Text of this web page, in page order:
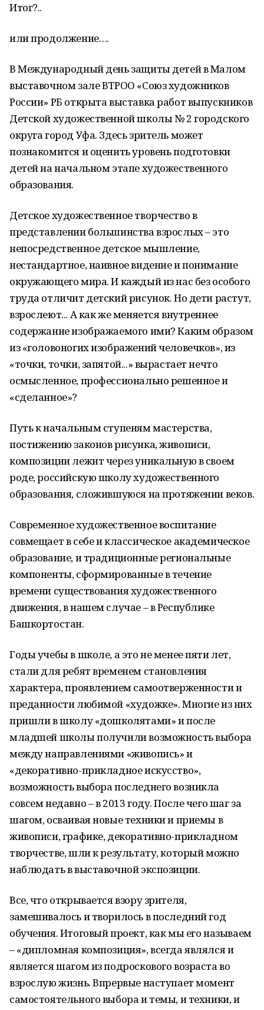
Итог?..
или продолжение….
В Международный день защиты детей в Малом
выставочном зале ВТРОО «Союз художников
России» РБ открыта выставка работ выпускников
Детской художественной школы № 2 городского
округа город Уфа. Здесь зритель может
познакомится и оценить уровень подготовки
детей на начальном этапе художественного
образования.
Детское художественное творчество в
представлении большинства взрослых – это
непосредственное детское мышление,
нестандартное, наивное видение и понимание
окружающего мира. И каждый из нас без особого
труда отличит детский рисунок. Но дети растут,
взрослеют... А как же меняется внутреннее
содержание изображаемого ими? Каким образом
из «головоногих изображений человечков», из
«точки, точки, запятой...» вырастает нечто
осмысленное, профессионально решенное и
«сделанное»?
Путь к начальным ступеням мастерства,
постижению законов рисунка, живописи,
композиции лежит через уникальную в своем
роде, российскую школу художественного
образования, сложившуюся на протяжении веков.
Современное художественное воспитание
совмещает в себе и классическое академическое
образование, и традиционные региональные
компоненты, сформированные в течение
времени существования художественного
движения, в нашем случае – в Республике
Башкортостан.
Годы учебы в школе, а это не менее пяти лет,
стали для ребят временем становления
характера, проявлением самоотверженности и
преданности любимой «художке». Многие из них
пришли в школу «дошколятами» и после
младшей школы получили возможность выбора
между направлениями «живопись» и
«декоративно-прикладное искусство»,
возможность выбора последнего возникла
совсем недавно – в 2013 году. После чего шаг за
шагом, осваивая новые техники и приемы в
живописи, графике, декоративно-прикладном
творчестве, шли к результату, который можно
наблюдать в выставочной экспозиции.
Все, что открывается взору зрителя,
замешивалось и творилось в последний год
обучения. Итоговый проект, как мы его называем
– «дипломная композиция», всегда являлся и
является шагом из подроскового возраста во
взрослую жизнь. Впрервые наступает момент
самостоятельного выбора и темы, и техники, и